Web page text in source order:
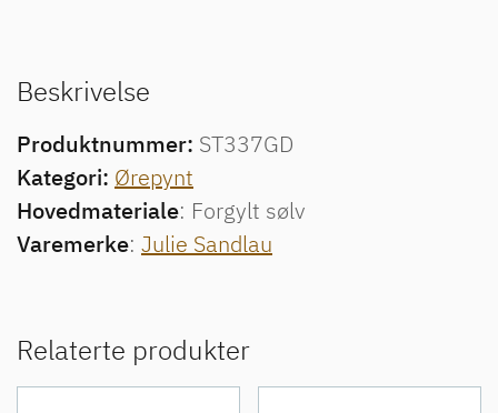
Beskrivelse
Produktnummer: ST337GD
Kategori: Ørepynt
Hovedmateriale: Forgylt sølv
Varemerke: Julie Sandlau
Relaterte produkter